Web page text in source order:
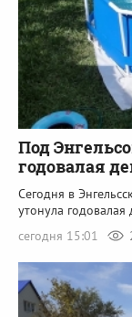
Под
годовалая
Сегодня в
утонула годовалая
сегодня 15:01